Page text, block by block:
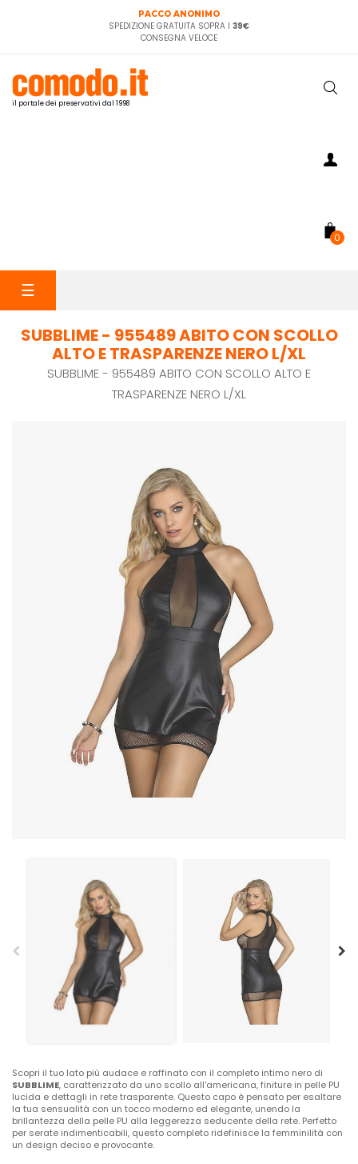
PACCO ANONIMO
SPEDIZIONE GRATUITA SOPRA I 39€
CONSEGNA VELOCE
il portale dei preservativi dal 1998
0
navigazione
☰
SUBBLIME - 955489 ABITO CON SCOLLO
ALTO E TRASPARENZE NERO L/XL
SUBBLIME - 955489 ABITO CON SCOLLO ALTO E
TRASPARENZE NERO L/XL
Scopri il tuo lato più audace e raffinato con il completo intimo nero di
SUBBLIME, caratterizzato da uno scollo all'americana, finiture in pelle PU
lucida e dettagli in rete trasparente. Questo capo è pensato per esaltare
la tua sensualità con un tocco moderno ed elegante, unendo la
brillantezza della pelle PU alla leggerezza seducente della rete. Perfetto
per serate indimenticabili, questo completo ridefinisce la femminilità con
un design deciso e provocante.